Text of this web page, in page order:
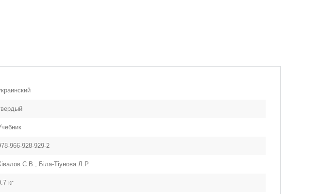
966-928-929-2
С.В., Біла-Тіунова Л.Р.
кг